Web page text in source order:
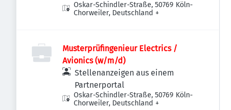
Oskar-Schindler-Straße, 50769 Köln-
Chorweiler, Deutschland +
Musterprüfingenieur Electrics /
Avionics (w/m/d)
Stellenanzeigen aus einem
Partnerportal
Oskar-Schindler-Straße, 50769 Köln-
Chorweiler, Deutschland +